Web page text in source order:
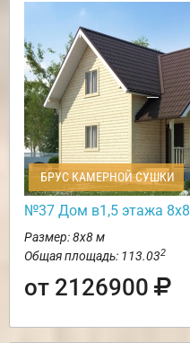
БРУС КАМЕРНОЙ СУШКИ
№37 Дом в1,5 этажа 8х8
Размер: 8х8 м
Общая площадь: 113.032
от 2126900